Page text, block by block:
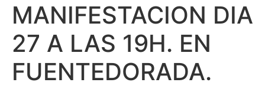
MANIFESTACION DIA
27 A LAS 19H. EN
FUENTEDORADA.